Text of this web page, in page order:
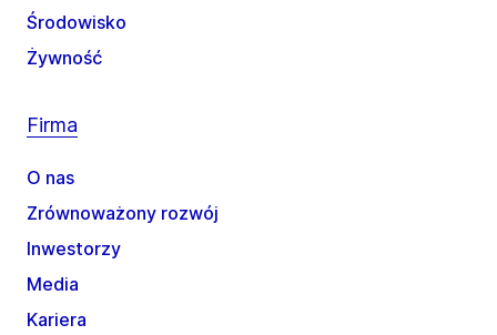
Środowisko
Żywność
Firma
O nas
Zrównoważony rozwój
Inwestorzy
Media
Kariera